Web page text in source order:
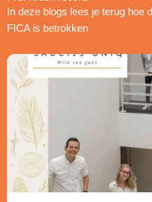
In deze blogs lees je terug hoe
FICA is betrokken